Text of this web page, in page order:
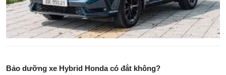
Bảo dưỡng xe Hybrid Honda có đắt không?